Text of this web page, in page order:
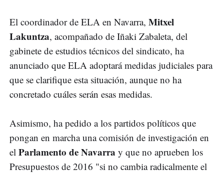
El coordinador de ELA en Navarra, Mitxel
Lakuntza, acompañado de Iñaki Zabaleta, del
gabinete de estudios técnicos del sindicato, ha
anunciado que ELA adoptará medidas judiciales para
que se clarifique esta situación, aunque no ha
concretado cuáles serán esas medidas.
Asimismo, ha pedido a los partidos políticos que
pongan en marcha una comisión de investigación en
el Parlamento de Navarra y que no aprueben los
Presupuestos de 2016 "si no cambia radicalmente el